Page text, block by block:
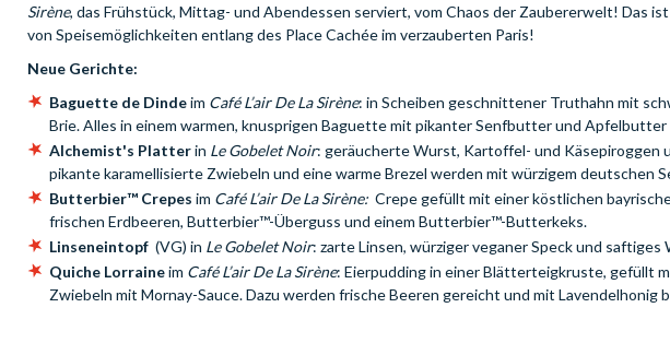
Sirène, das Frühstück, Mittag- und Abendessen serviert, vom Chaos der Zaubererwelt! Das
von Speisemöglichkeiten entlang des Place Cachée im verzauberten Paris!
Neue Gerichte:
Baguette de Dindeim Café L’air De La Sirène: in Scheiben geschnittener Truthahn mit
Brie. Alles in einem warmen, knusprigen Baguette mit pikanter Senfbutter und
Alchemist's Platterin Le Gobelet Noir: geräucherte Wurst, Kartoffel- und Käsepiroggen
pikante karamellisierte Zwiebeln und eine warme Brezel werden mit würzigem deutschen
Butterbier™ Crepes im Café L’air De La Sirène: Crepe gefüllt mit einer köstlichen
frischen Erdbeeren, Butterbier™-Überguss und einem Butterbier™-Butterkeks.
Linseneintopf (VG) in Le Gobelet Noir: zarte Linsen, würziger veganer Speck und
Quiche Lorraineim Café L’air De La Sirène: Eierpudding in einer Blätterteigkruste, gefüllt
Zwiebeln mit Mornay-Sauce. Dazu werden frische Beeren gereicht und mit Lavendelhonig